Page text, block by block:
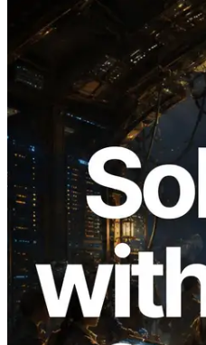
2026.08.05
ERPC 擴展 Solana
增全球 7 個區域的
Validators